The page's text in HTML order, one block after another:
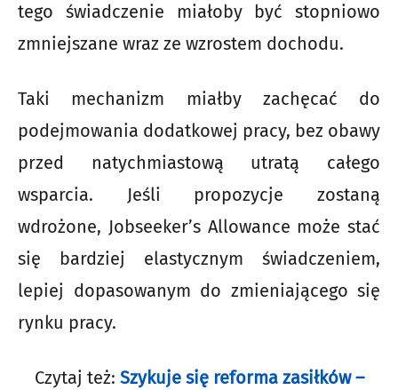
tego świadczenie miałoby być stopniowo
zmniejszane wraz ze wzrostem dochodu.
Taki mechanizm miałby zachęcać do
podejmowania dodatkowej pracy, bez obawy
przed natychmiastową utratą całego
wsparcia. Jeśli propozycje zostaną
wdrożone, Jobseeker’s Allowance może stać
się bardziej elastycznym świadczeniem,
lepiej dopasowanym do zmieniającego się
rynku pracy.
Czytaj też: Szykuje się reforma zasiłków –